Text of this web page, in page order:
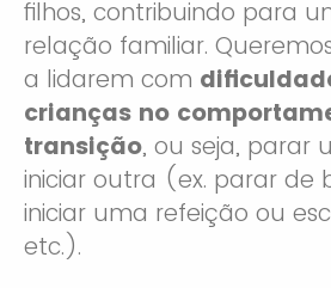
filhos, contribuindo para
relação familiar.
a lidarem com
crianças no
transição, ou seja, parar
iniciar outra (ex. parar de
iniciar uma refeição ou
etc.).